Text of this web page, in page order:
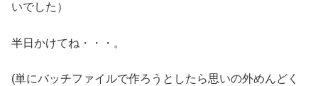
いでした）
半日かけてね・・・。
(単にバッチファイルで作ろうとしたら思いの外めんどく